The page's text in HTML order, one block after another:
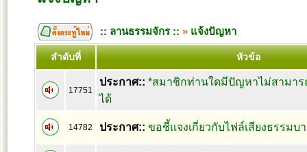
:: ลานธรรมจักร :: » แจ้งปัญหา
ลำดับที่ หัวข้อ
17751
ประกาศ:: *สมาชิกท่านใดมีปัญหาไม่สามาร
ได้
14782 ประกาศ:: ขอชี้แจงเกี่ยวกับไฟล์เสียงธรรมบ